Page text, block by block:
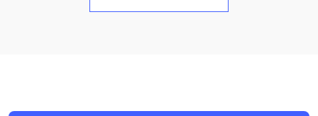
Замена кнопки включения от 1750 ₽